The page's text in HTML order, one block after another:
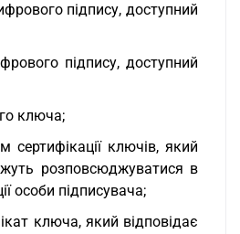
підпису, доступний
підпису, доступний
ключа;
ключів, який
розповсюджуватися в
особи підписувача;
ключа, який відповідає